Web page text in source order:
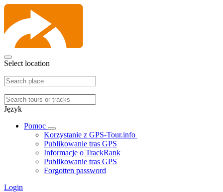
Select location
Język
Pomoc
Korzystanie z GPS-Tour.info
Publikowanie tras GPS
Informacje o TrackRank
Publikowanie tras GPS
Forgotten password
Login